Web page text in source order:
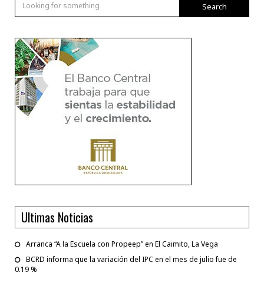
Search
Ultimas Noticias
Arranca “A la Escuela con Propeep” en El Caimito, La Vega
BCRD informa que la variación del IPC en el mes de julio fue de
0.19 %